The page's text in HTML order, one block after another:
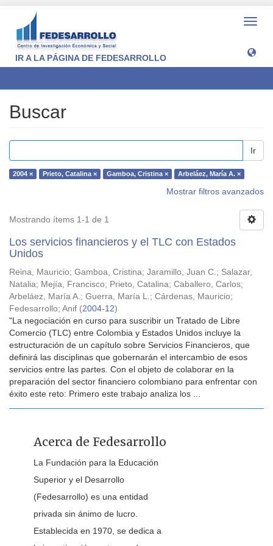
IR A LA PÁGINA DE FEDESARROLLO
Buscar
Ir
2004 × Prieto, Catalina × Gamboa, Cristina × Arbeláez, María A. ×
Mostrar filtros avanzados
Mostrando ítems 1-1 de 1
Los servicios financieros y el TLC con Estados
Unidos
Reina, Mauricio; Gamboa, Cristina; Jaramillo, Juan C.; Salazar,
Natalia; Mejía, Francisco; Prieto, Catalina; Caballero, Carlos;
Arbeláez, María A.; Guerra, María L.; Cárdenas, Mauricio;
Fedesarrollo; Anif (2004-12)
"La negociación en curso para suscribir un Tratado de Libre
Comercio (TLC) entre Colombia y Estados Unidos incluye la
estructuración de un capítulo sobre Servicios Financieros, que
definirá las disciplinas que gobernarán el intercambio de esos
servicios entre las partes. Con el objeto de colaborar en la
preparación del sector financiero colombiano para enfrentar con
éxito este reto: Primero este trabajo analiza los ...
Acerca de Fedesarrollo
La Fundación para la Educación
Superior y el Desarrollo
(Fedesarrollo) es una entidad
privada sin ánimo de lucro.
Establecida en 1970, se dedica a